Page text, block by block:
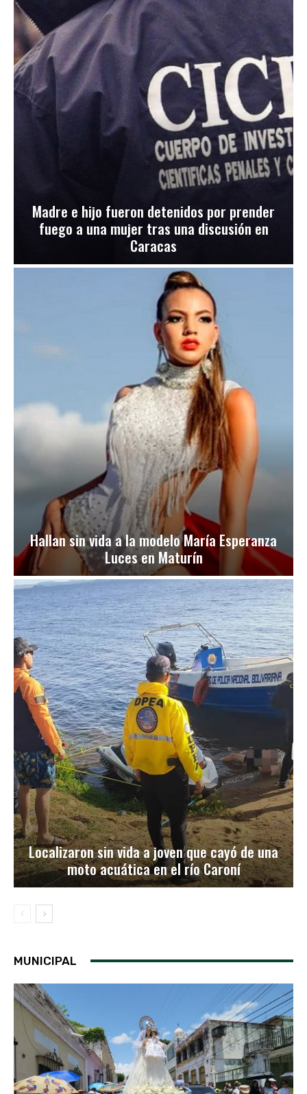
Madre e hijo fueron detenidos por prender
fuego a una mujer tras una discusión en
Caracas
Hallan sin vida a la modelo María Esperanza
Luces en Maturín
Localizaron sin vida a joven que cayó de una
moto acuática en el río Caroní
MUNICIPAL